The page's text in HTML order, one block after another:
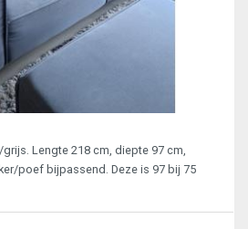
Lengte 218 cm, diepte 97 cm,
poef bijpassend. Deze is 97 bij 75